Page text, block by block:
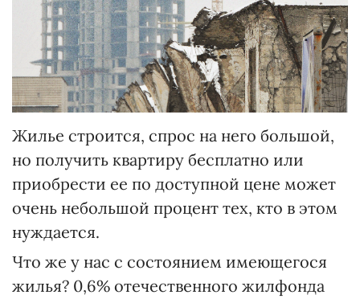
Жилье строится, спрос на него большой,
но получить квартиру бесплатно или
приобрести ее по доступной цене может
очень небольшой процент тех, кто в этом
нуждается.
Что же у нас с состоянием имеющегося
жилья? 0,6% отечественного жилфонда